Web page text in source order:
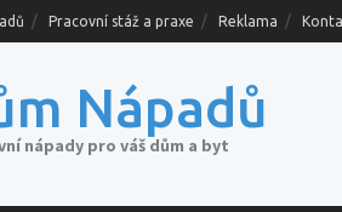
Pracovní stáž a praxe Reklama
Nápadů
nápady pro váš dům a byt